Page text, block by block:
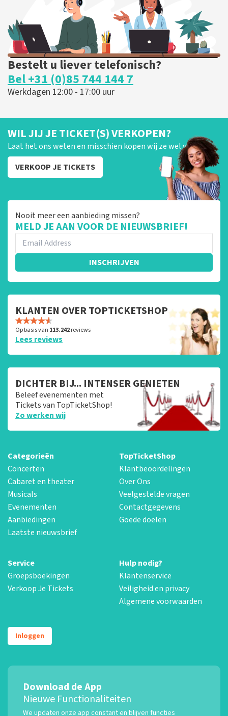
Bestelt u liever telefonisch?
Bel +31 (0)85 744 144 7
Werkdagen 12:00 - 17:00 uur
WIL JIJ JE TICKET(S) VERKOPEN?
Laat het ons weten en misschien kopen wij ze wel van je!
VERKOOP JE TICKETS
Nooit meer een aanbieding missen?
MELD JE AAN VOOR DE NIEUWSBRIEF!
INSCHRIJVEN
KLANTEN OVER TOPTICKETSHOP
Op basis van 113.242reviews
Lees reviews
DICHTER BIJ... INTENSER GENIETEN
Beleef evenementen met
Tickets van TopTicketShop!
Zo werken wij
Categorieën
Concerten
Cabaret en theater
Musicals
Evenementen
Aanbiedingen
Laatste nieuwsbrief
TopTicketShop
Klantbeoordelingen
Over Ons
Veelgestelde vragen
Contactgegevens
Goede doelen
Service
Groepsboekingen
Verkoop Je Tickets
Hulp nodig?
Klantenservice
Veiligheid en privacy
Algemene voorwaarden
Inloggen
Download de App
Nieuwe Functionaliteiten
We updaten onze app constant en blijven functies